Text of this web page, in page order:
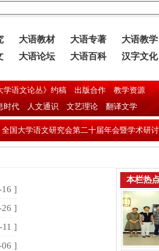
大语教材 大语专著 大语教学
大语论坛 大语百科 汉字文化
学语文论丛》约稿 出版合作
教学资源
时代 人文通识 文艺理论 翻译文学
大学语文研究会第二十届年会暨学术研讨
16 ]
26 ]
11 ]
06 ]
本栏热